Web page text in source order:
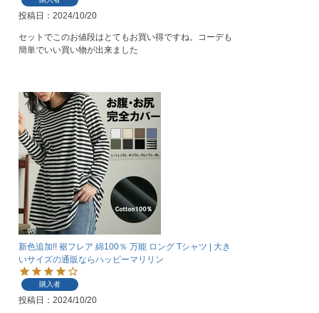
投稿日 2024/10/20
セットでこのお値段はとてもお買い得ですね。コーデも
簡単でいい買い物が出来ました
新色追加!! 裾フレア 綿100％ 万能 ロング Tシャツ | 大き
いサイズの通販ならハッピーマリリン
購入者
投稿日 2024/10/20